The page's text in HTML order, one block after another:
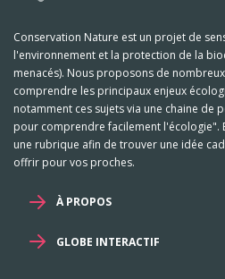
Conservation Nature est un projet de
l'environnement et la protection de la
menacés). Nous proposons de
comprendre les principaux enjeux
notamment ces sujets via une chaine de
pour comprendre facilement l'écologie".
une rubrique afin de trouver une idée
offrir pour vos proches.
À PROPOS
GLOBE INTERACTIF